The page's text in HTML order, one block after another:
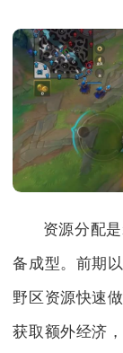
资源分配
备成型。前期
野区资源快速
获取额外经济